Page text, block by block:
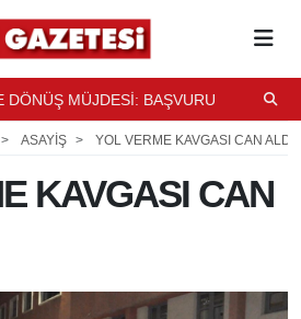
DÖNÜŞ MÜJDESİ: BAŞVURU İÇİN 4 AY
ASAYİŞ YOL VERME KAVGASI CAN ALDI
KAVGASI CAN